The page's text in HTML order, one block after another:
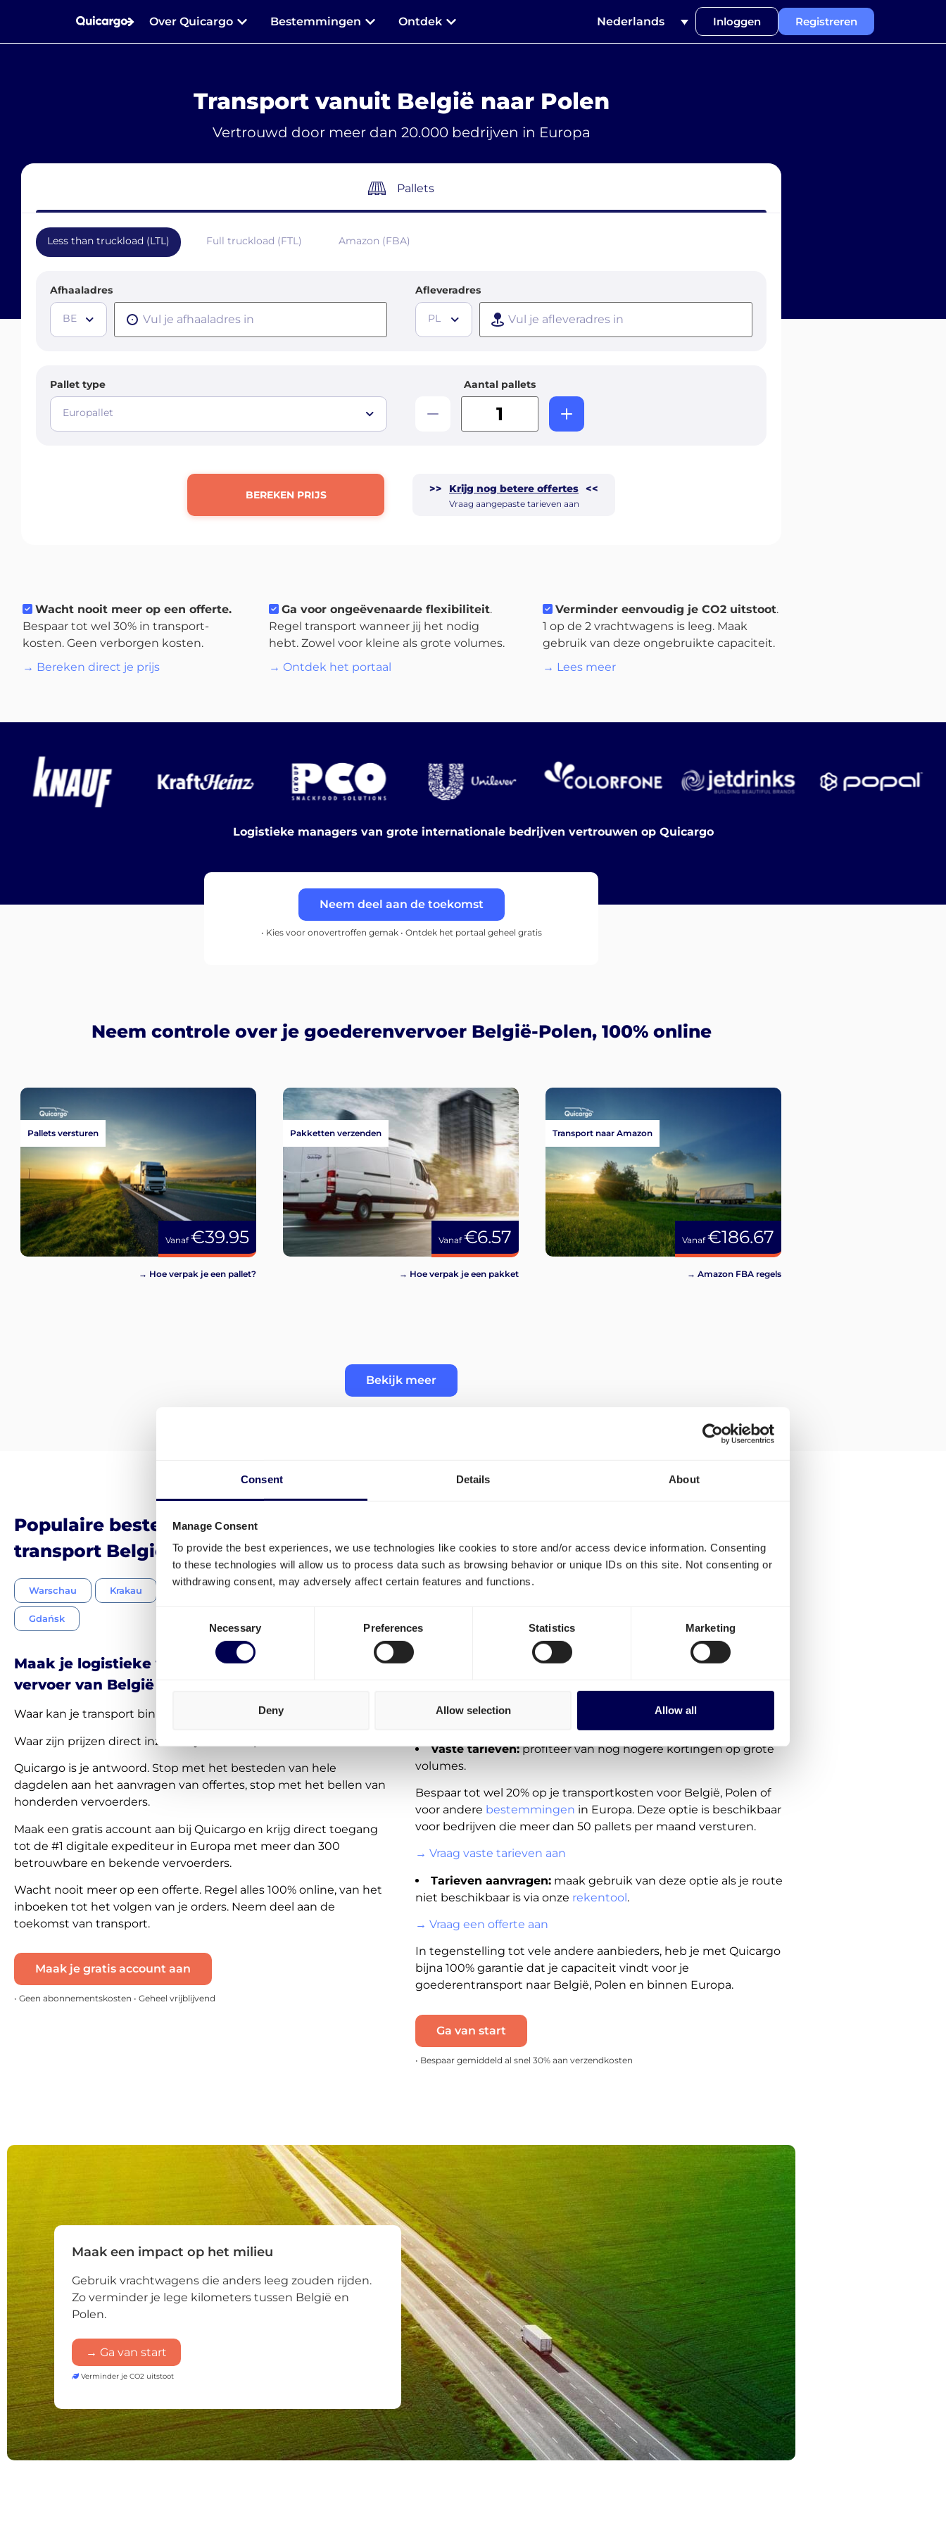
Consent Details About
Manage Consent
To provide the best experiences, we use technologies like cookies to store and/or access device information. Consenting
to these technologies will allow us to process data such as browsing behavior or unique IDs on this site. Not consenting or
withdrawing consent, may adversely affect certain features and functions.
Necessary Preferences Statistics Marketing
Deny Allow selection Allow all
Over Quicargo Bestemmingen Ontdek Nederlands Inloggen Registreren
Transport vanuit België naar Polen
Vertrouwd door meer dan 20.000 bedrijven in Europa
Pallets
Less than truckload (LTL) Full truckload (FTL) Amazon (FBA)
Afhaaladres
BE
Afleveradres
PL
Pallet type
Europallet
Aantal pallets
BEREKEN PRIJS >> Krijg nog betere offertes <<
Vraag aangepaste tarieven aan
Wacht nooit meer op een offerte.
Bespaar tot wel 30% in transport-
kosten. Geen verborgen kosten.
→ Bereken direct je prijs
Ga voor ongeëvenaarde flexibiliteit.
Regel transport wanneer jij het nodig
hebt. Zowel voor kleine als grote volumes.
→ Ontdek het portaal
Verminder eenvoudig je CO2 uitstoot.
1 op de 2 vrachtwagens is leeg. Maak
gebruik van deze ongebruikte capaciteit.
→ Lees meer
Logistieke managers van grote internationale bedrijven vertrouwen op Quicargo
Neem deel aan de toekomst
• Kies voor onovertroffen gemak • Ontdek het portaal geheel gratis
Neem controle over je goederenvervoer België-Polen, 100% online
Vanaf€39.95
Pallets versturen
→ Hoe verpak je een pallet?
Vanaf€6.57
Pakketten verzenden
→ Hoe verpak je een pakket
Vanaf€186.67
Transport naar Amazon
→ Amazon FBA regels
Bekijk meer
Populaire bestemmingen voor
transport België-Polen
Warschau Krakau
Gdańsk
Maak je logistieke werk makkelijker. Regel
vervoer van België naar Polen via Quicargo!
Waar kan je transport binnen 30 seconden regelen?
Waar zijn prijzen direct inzichtelijk en transparant?
Quicargo is je antwoord. Stop met het besteden van hele
dagdelen aan het aanvragen van offertes, stop met het bellen van
honderden vervoerders.
Maak een gratis account aan bij Quicargo en krijg direct toegang
tot de #1 digitale expediteur in Europa met meer dan 300
betrouwbare en bekende vervoerders.
Wacht nooit meer op een offerte. Regel alles 100% online, van het
inboeken tot het volgen van je orders. Neem deel aan de
toekomst van transport.
Maak je gratis account aan
• Geen abonnementskosten • Geheel vrijblijvend
België-Polen?
Voor de transportkosten vanuit België naar Polen heb je de
volgende opties:
beschikbaar voor jou in het portaal.
Voor andere routes naar Polen zijn deze verzendtarieven zijn niet
Europa wordt echter snel en regelmatig uitgebreid.
Vaste tarieven:profiteer van nog hogere kortingen op grote
volumes.
Bespaar tot wel 20% op je transportkosten voor België, Polen of
voor andere bestemmingen in Europa. Deze optie is beschikbaar
voor bedrijven die meer dan 50 pallets per maand versturen.
→ Vraag vaste tarieven aan
Tarieven aanvragen: maak gebruik van deze optie als je route
niet beschikbaar is via onze rekentool.
→ Vraag een offerte aan
In tegenstelling tot vele andere aanbieders, heb je met Quicargo
bijna 100% garantie dat je capaciteit vindt voor je
goederentransport naar België, Polen en binnen Europa.
Ga van start
• Bespaar gemiddeld al snel 30% aan verzendkosten
Maak een impact op het milieu
Gebruik vrachtwagens die anders leeg zouden rijden.
Zo verminder je lege kilometers tussen België en
Polen.
→ Ga van start
Verminder je CO2 uitstoot